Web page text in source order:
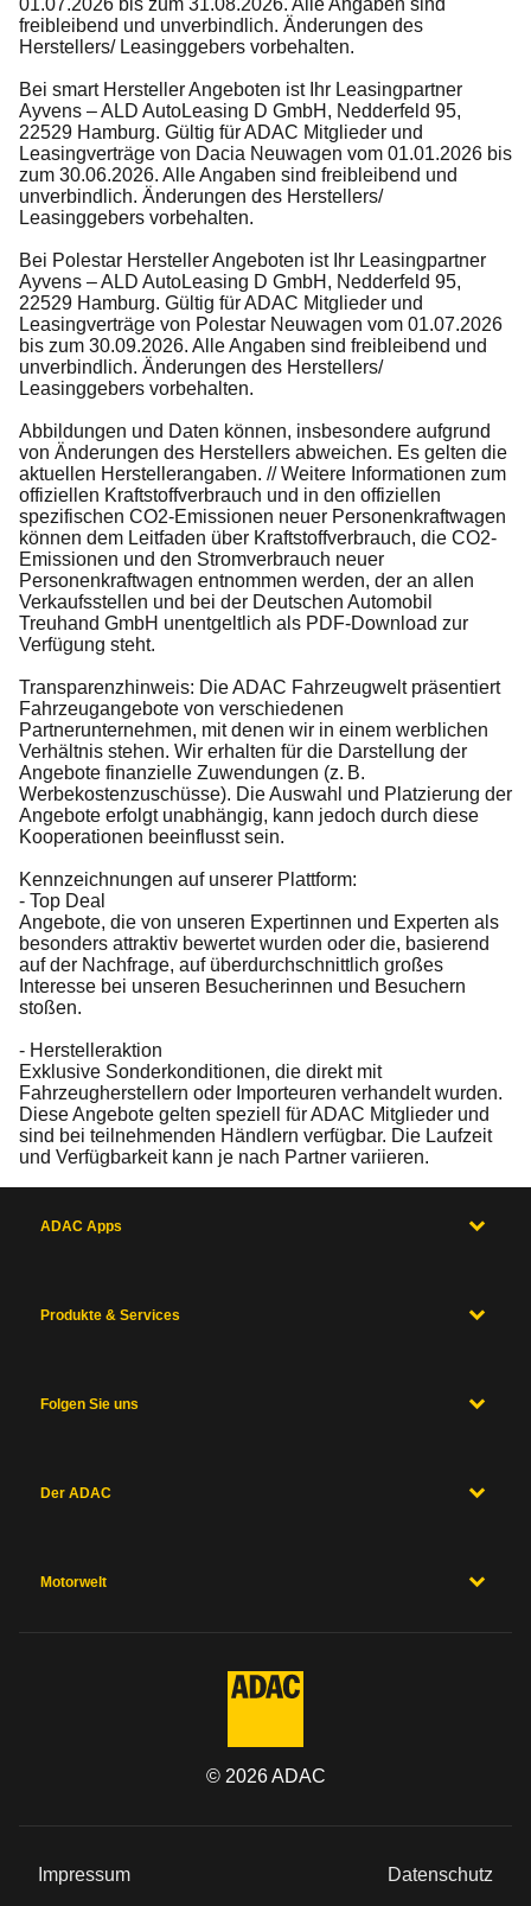
freibleibend und unverbindlich. Änderungen des
Herstellers/ Leasinggebers vorbehalten.
Bei smart Hersteller Angeboten ist Ihr Leasingpartner
Ayvens – ALD AutoLeasing D GmbH, Nedderfeld 95,
22529 Hamburg. Gültig für ADAC Mitglieder und
Leasingverträge von Dacia Neuwagen vom 01.01.2026 bis
zum 30.06.2026. Alle Angaben sind freibleibend und
unverbindlich. Änderungen des Herstellers/
Leasinggebers vorbehalten.
Bei Polestar Hersteller Angeboten ist Ihr Leasingpartner
Ayvens – ALD AutoLeasing D GmbH, Nedderfeld 95,
22529 Hamburg. Gültig für ADAC Mitglieder und
Leasingverträge von Polestar Neuwagen vom 01.07.2026
bis zum 30.09.2026. Alle Angaben sind freibleibend und
unverbindlich. Änderungen des Herstellers/
Leasinggebers vorbehalten.
Abbildungen und Daten können, insbesondere aufgrund
von Änderungen des Herstellers abweichen. Es gelten die
aktuellen Herstellerangaben. // Weitere Informationen zum
offiziellen Kraftstoffverbrauch und in den offiziellen
spezifischen CO2-Emissionen neuer Personenkraftwagen
können dem Leitfaden über Kraftstoffverbrauch, die CO2-
Emissionen und den Stromverbrauch neuer
Personenkraftwagen entnommen werden, der an allen
Verkaufsstellen und bei der Deutschen Automobil
Treuhand GmbH unentgeltlich als PDF-Download zur
Verfügung steht.
Transparenzhinweis: Die ADAC Fahrzeugwelt präsentiert
Fahrzeugangebote von verschiedenen
Partnerunternehmen, mit denen wir in einem werblichen
Verhältnis stehen. Wir erhalten für die Darstellung der
Angebote finanzielle Zuwendungen (z. B.
Werbekostenzuschüsse). Die Auswahl und Platzierung der
Angebote erfolgt unabhängig, kann jedoch durch diese
Kooperationen beeinflusst sein.
Kennzeichnungen auf unserer Plattform:
- Top Deal
Angebote, die von unseren Expertinnen und Experten als
besonders attraktiv bewertet wurden oder die, basierend
auf der Nachfrage, auf überdurchschnittlich großes
Interesse bei unseren Besucherinnen und Besuchern
stoßen.
- Herstelleraktion
Exklusive Sonderkonditionen, die direkt mit
Fahrzeugherstellern oder Importeuren verhandelt wurden.
Diese Angebote gelten speziell für ADAC Mitglieder und
sind bei teilnehmenden Händlern verfügbar. Die Laufzeit
und Verfügbarkeit kann je nach Partner variieren.
ADAC Apps
Produkte & Services
Folgen Sie uns
Der ADAC
Motorwelt
© 2026ADAC
Impressum
Datenschutz